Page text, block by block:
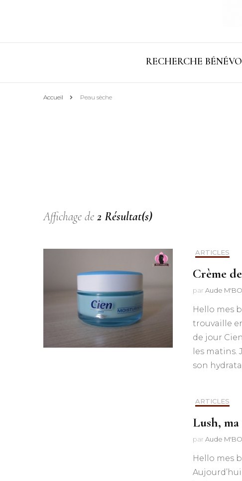
RECHERCHE
Accueil Peau sèche
Affichage de 2 Résultat(s)
ARTICLES
Crème
par Aude
Hello mes
trouvaille
de jour
les matins.
son
ARTICLES
Lush,
par Aude
Hello mes